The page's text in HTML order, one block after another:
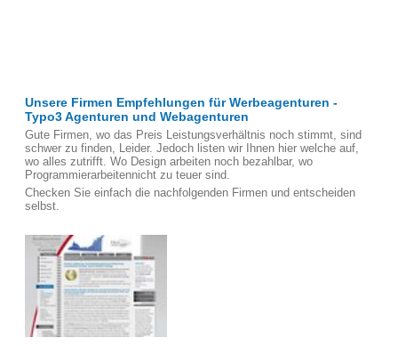
Unsere Firmen Empfehlungen für Werbeagenturen -
Typo3 Agenturen und Webagenturen
Gute Firmen, wo das Preis Leistungsverhältnis noch stimmt, sind
schwer zu finden, Leider. Jedoch listen wir Ihnen hier welche auf,
wo alles zutrifft. Wo Design arbeiten noch bezahlbar, wo
Programmierarbeitennicht zu teuer sind.
Checken Sie einfach die nachfolgenden Firmen und entscheiden
selbst.